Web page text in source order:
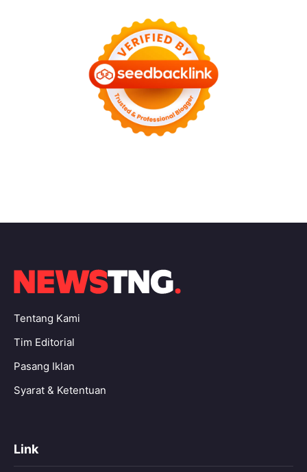
Tentang Kami
Tim Editorial
Pasang Iklan
Syarat & Ketentuan
Link